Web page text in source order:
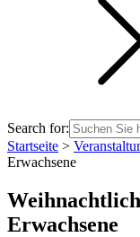
Search for:
Startseite >
Erwachsene
Erwachsene